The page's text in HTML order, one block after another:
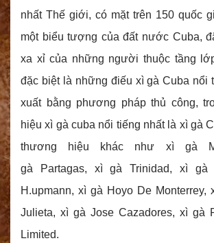
nhất Thế giới, có mặt trên 150 quốc
một biểu tượng của đất nước Cuba,
xa xỉ của những người thuộc tầng
đặc biệt là những điếu xì gà Cuba nổi
xuất bằng phương pháp thủ công,
hiệu xì gà cuba nổi tiếng nhất là xì gà
thương hiệu khác như xì gà
gà Partagas, xì gà Trinidad, xì gà
H.upmann, xì gà Hoyo De Monterrey,
Julieta, xì gà Jose Cazadores, xì gà
Limited.